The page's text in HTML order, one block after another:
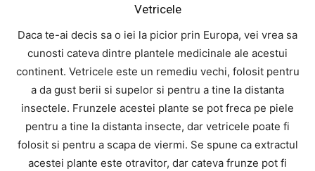
Vetricele
Daca te-ai decis sa o iei la picior prin Europa, vei vrea sa
cunosti cateva dintre plantele medicinale ale acestui
continent. Vetricele este un remediu vechi, folosit pentru
a da gust berii si supelor si pentru a tine la distanta
insectele. Frunzele acestei plante se pot freca pe piele
pentru a tine la distanta insecte, dar vetricele poate fi
folosit si pentru a scapa de viermi. Se spune ca extractul
acestei plante este otravitor, dar cateva frunze pot fi